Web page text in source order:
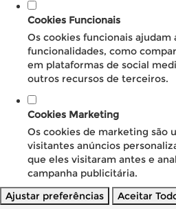
Cookies Funcionais
Os cookies funcionais ajudam
funcionalidades, como
em plataformas de social
outros recursos de terceiros.
Cookies Marketing
Os cookies de marketing são
visitantes anúncios
que eles visitaram antes e
campanha publicitária.
Ajustar preferências
Aceitar